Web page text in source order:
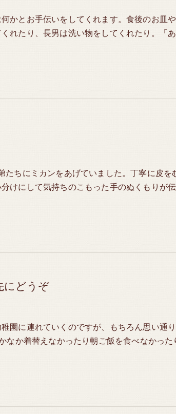
かとお手伝いをしてくれます。食後のお皿
れたり、長男は洗い物をしてくれたり。「
たちにミカンをあげていました。丁寧に皮を
けにして気持ちのこもった手のぬくもりが伝
にどうぞ
園に連れていくのですが、もちろん思い通
なか着替えなかったり朝ご飯を食べなかった